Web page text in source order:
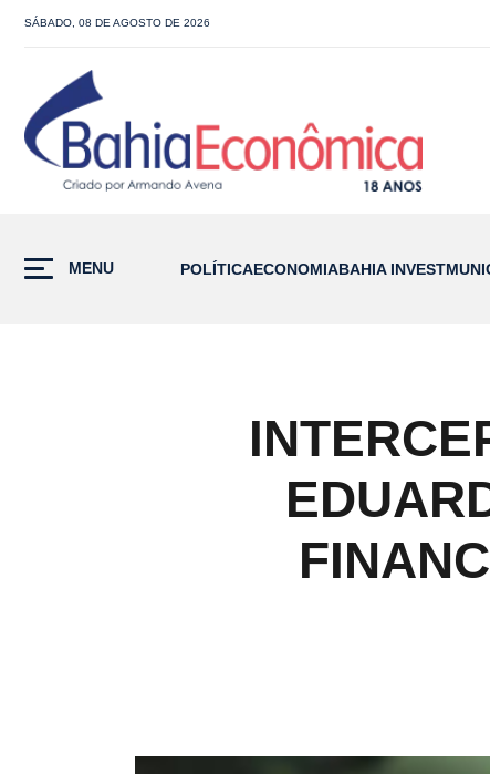
SÁBADO, 08 DE AGOSTO DE 2026
MENU POLÍTICAECONOMIABAHIA INVEST